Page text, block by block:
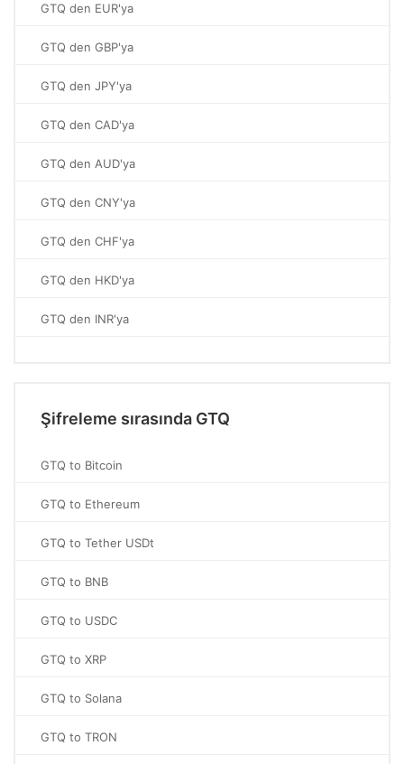
GTQ den EUR'ya
GTQ den GBP'ya
GTQ den JPY'ya
GTQ den CAD'ya
GTQ den AUD'ya
GTQ den CNY'ya
GTQ den CHF'ya
GTQ den HKD'ya
GTQ den INR'ya
Şifreleme sırasında GTQ
GTQ to Bitcoin
GTQ to Ethereum
GTQ to Tether USDt
GTQ to BNB
GTQ to USDC
GTQ to XRP
GTQ to Solana
GTQ to TRON